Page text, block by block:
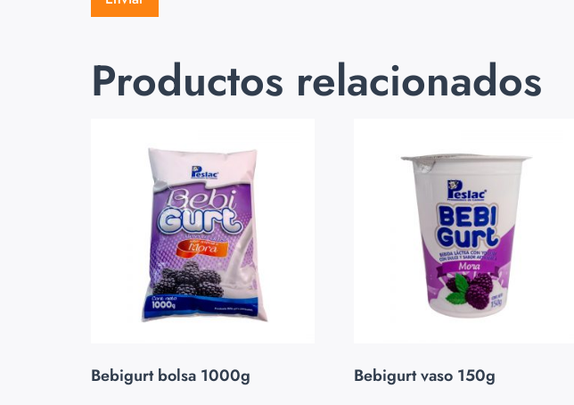
Productos relacionados
Bebigurt bolsa 1000g
Bebigurt vaso 150g